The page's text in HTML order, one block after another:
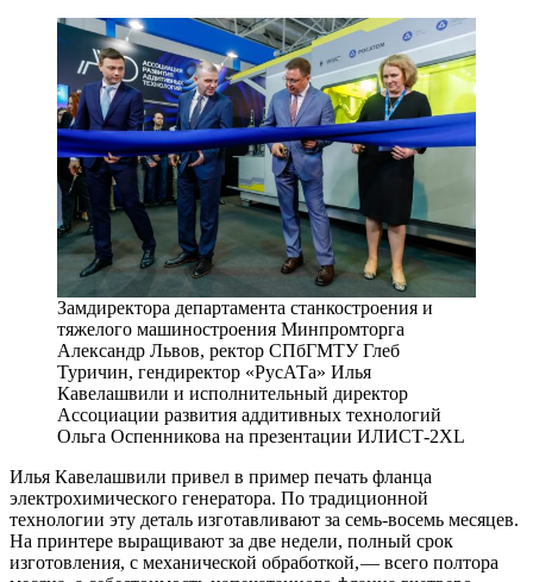
Замдиректора департамента станкостроения и
тяжелого машиностроения Минпромторга
Александр Львов, ректор СПбГМТУ Глеб
Туричин, гендиректор «РусАТа» Илья
Кавелашвили и исполнительный директор
Ассоциации развития аддитивных технологий
Ольга Оспенникова на презентации ИЛИСТ‑2XL
Илья Кавелашвили привел в пример печать фланца
электрохимического генератора. По традиционной
технологии эту деталь изготавливают за семь-восемь месяцев.
На принтере выращивают за две недели, полный срок
изготовления, с механической обработкой, — ​всего полтора